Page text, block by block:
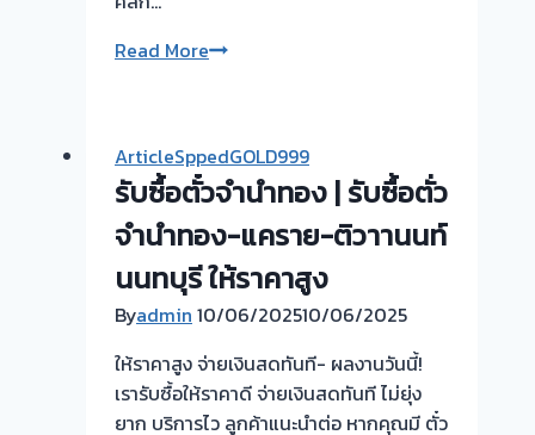
Read Moreรับ
ทอง
ยินดี
บริการ
💰
รับ
ไถ่ถอน
โรง
จำนำ
ArticleSppedGOLD999
รับซื้อตั๋วจำนำทอง | รับซื้อตั่ว
จำนำทอง-แคราย-ติวาานนท์
นนทบุรี ให้ราคาสูง
Byadmin 10/06/202510/06/2025
ให้ราคาสูง จ่ายเงินสดทันที- ผลงานวันนี้!
เรารับซื้อให้ราคาดี จ่ายเงินสดทันที ไม่ยุ่ง
ยาก บริการไว ลูกค้าแนะนำต่อ หากคุณมี ตั๋ว